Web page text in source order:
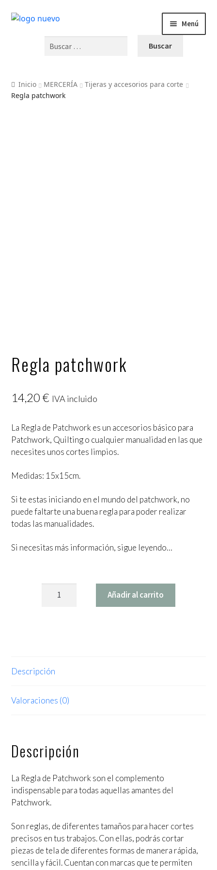
Menú
BLOG
Buscar:
Inicio MERCERÍA
Tijeras y accesorios para corte
Regla patchwork
Regla patchwork
14,20 € IVA incluido
La Regla de Patchwork es un accesorios básico para
Patchwork, Quilting o cualquier manualidad en las que
necesites unos cortes limpios.
Medidas: 15x15cm.
Si te estas iniciando en el mundo del patchwork, no
puede faltarte una buena regla para poder realizar
todas las manualidades.
Si necesitas más información, sigue leyendo…
Añadir al carrito
Descripción
Valoraciones (0)
Descripción
La Regla de Patchwork son el complemento
indispensable para todas aquellas amantes del
Patchwork.
Son reglas, de diferentes tamaños para hacer cortes
precisos en tus trabajos. Con ellas, podrás cortar
piezas de tela de diferentes formas de manera rápida,
sencilla y fácil. Cuentan con marcas que te permiten